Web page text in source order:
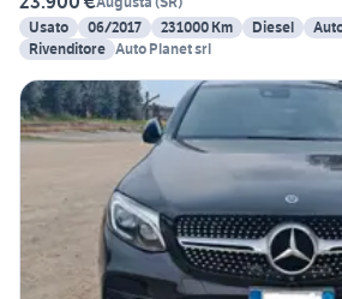
Usato
06/2017 231000 Km Diesel
Rivenditore Auto Planet srl